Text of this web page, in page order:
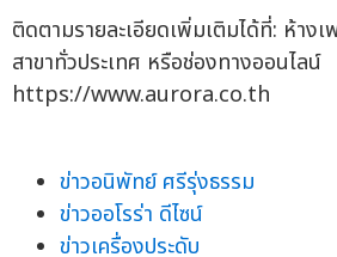
ติดตามรายละเอียดเพิ่มเติมได้ที่: ห้าง
สาขาทั่วประเทศ หรือช่องทางออนไลน์
https://www.aurora.co.th
ข่าวอนิพัทย์ ศรีรุ่งธรรม
ข่าวออโรร่า ดีไซน์
ข่าวเครื่องประดับ